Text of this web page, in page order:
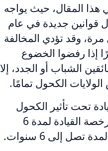
هذا المقال، حيث يواجه
منذ إدخال قوانين جديدة في عام
يورو للمخالفين لأول مرة، وقد تؤدي المخالفة
السائقون فورًا إذا رفضوا الخضوع
الشباب أو الجدد، إلا
الكحول تمامًا.
0.05٪، قد تؤدي القيادة تحت تأثير الكحول
إلى غرامة تتراوح بين 104 و6,276 يورو. كحد أدنى، يتم تعليق رخصة القيادة لمدة 6
إلى 6 سنوات.